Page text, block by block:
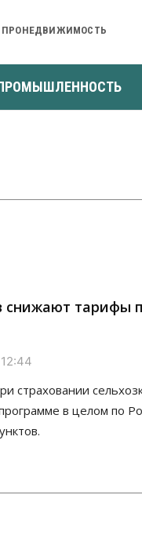
ПРОНЕДВИЖИМОСТЬ
снижают тарифы
страховании
в целом по